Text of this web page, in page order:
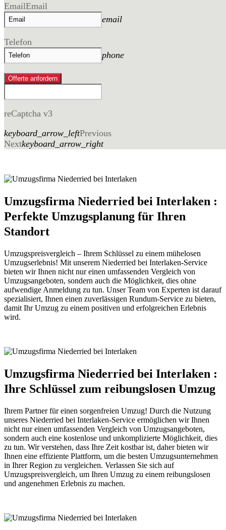
EmailEmail
email
Telefon
phone
Offerte anfordern
reCaptcha v3
keyboard_arrow_leftPrevious
Nextkeyboard_arrow_right
Umzugsfirma Niederried bei Interlaken :
Perfekte Umzugsplanung für Ihren
Standort
Umzugspreisvergleich – Ihrem Schlüssel zu einem mühelosen
Umzugserlebnis! Mit unserem Niederried bei Interlaken-Service
bieten wir Ihnen nicht nur einen umfassenden Vergleich von
Umzugsangeboten, sondern auch die Möglichkeit, dies ohne
aufwendige Anmeldung zu tun. Unser Team von Experten ist darauf
spezialisiert, Ihnen einen zuverlässigen Rundum-Service zu bieten,
damit Ihr Umzug zu einem positiven und erfolgreichen Erlebnis
wird.
Umzugsfirma Niederried bei Interlaken :
Ihre Schlüssel zum reibungslosen Umzug
Ihrem Partner für einen sorgenfreien Umzug! Durch die Nutzung
unseres Niederried bei Interlaken-Service ermöglichen wir Ihnen
nicht nur einen umfassenden Vergleich von Umzugsangeboten,
sondern auch eine kostenlose und unkomplizierte Möglichkeit, dies
zu tun. Wir verstehen, dass Ihre Zeit kostbar ist, daher bieten wir
Ihnen eine effiziente Plattform, um die besten Umzugsunternehmen
in Ihrer Region zu vergleichen. Verlassen Sie sich auf
Umzugspreisvergleich, um Ihren Umzug zu einem reibungslosen
und angenehmen Erlebnis zu machen.